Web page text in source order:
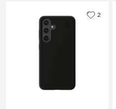
2